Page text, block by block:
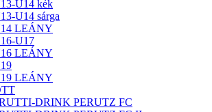
U14 kék
U14 sárga
LEÁNY
U17
LEÁNY
LEÁNY
DRINK PERUTZ FC